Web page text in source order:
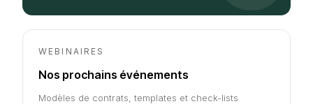
WEBINAIRES
Nos prochains événements
Modèles de contrats, templates et check-lists